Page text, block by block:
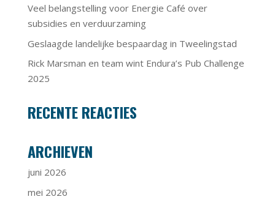
Veel belangstelling voor Energie Café over
subsidies en verduurzaming
Geslaagde landelijke bespaardag in Tweelingstad
Rick Marsman en team wint Endura’s Pub Challenge
2025
RECENTE REACTIES
ARCHIEVEN
juni 2026
mei 2026